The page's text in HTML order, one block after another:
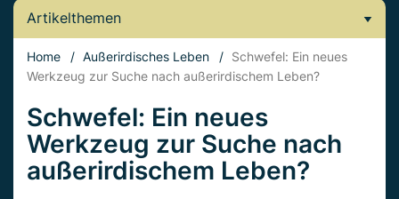
Artikelthemen
Home / Außerirdisches Leben / Schwefel: Ein neues
Werkzeug zur Suche nach außerirdischem Leben?
Schwefel: Ein neues
Werkzeug zur Suche nach
außerirdischem Leben?